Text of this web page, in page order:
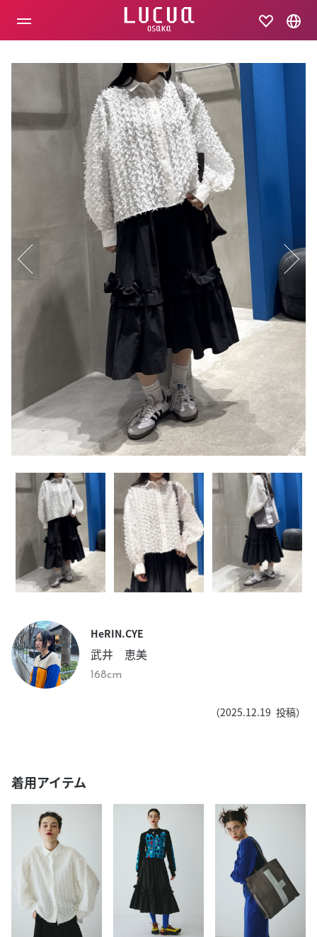
HeRIN.CYE
武井 恵美
168cm
（2025.12.19 投稿）
着用アイテム